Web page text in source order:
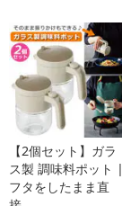
【2個セット】ガラ
ス製 調味料ポット |
フタをしたまま直